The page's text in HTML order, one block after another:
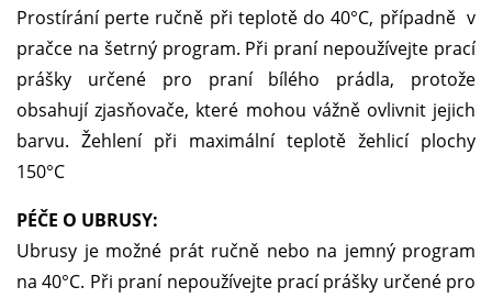
Prostírání perte ručně při teplotě do 40°C, případně v
pračce na šetrný program. Při praní nepoužívejte prací
prášky určené pro praní bílého prádla, protože
obsahují zjasňovače, které mohou vážně ovlivnit jejich
barvu. Žehlení při maximální teplotě žehlicí plochy
150°C
PÉČE O UBRUSY:
Ubrusy je možné prát ručně nebo na jemný program
na 40°C. Při praní nepoužívejte prací prášky určené pro